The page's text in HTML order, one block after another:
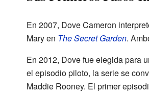
En 2007, Dove Cameron
Mary en The Secret Garden.
En 2012, Dove fue elegida para
el episodio piloto, la serie se
Maddie Rooney. El primer